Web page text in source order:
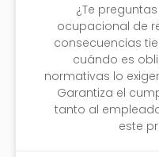
¿Te
ocupacional de
consecuencias
cuándo es
normativas lo
Garantiza el
tanto al
este